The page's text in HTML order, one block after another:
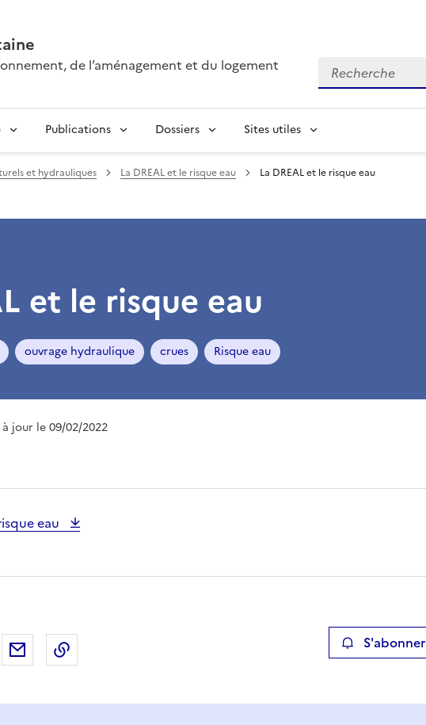
de l’aménagement et du logement Recherche
Publications Dossiers Sites utiles
et hydrauliques La DREAL et le risque eau La DREAL et le risque eau
et le risque eau
ouvrage hydraulique crues Risque eau
à jour le 09/02/2022
eau
X sur LinkedIn
Partager par emailCopier le lien de la page dans le presse-papier S'abonner